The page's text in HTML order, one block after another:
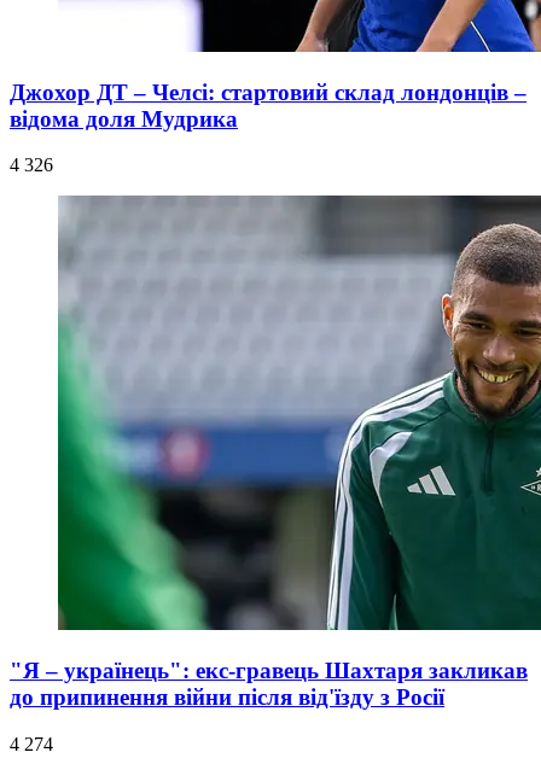
Джохор ДТ – Челсі: стартовий склад лондонців –
відома доля Мудрика
4 326
"Я – українець": екс-гравець Шахтаря закликав
до припинення війни після від'їзду з Росії
4 274